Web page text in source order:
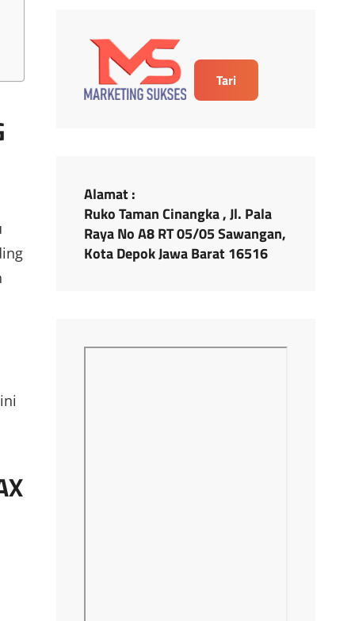
Tari
Alamat :
Ruko Taman Cinangka , Jl. Pala
Raya No A8 RT 05/05 Sawangan,
Kota Depok Jawa Barat 16516